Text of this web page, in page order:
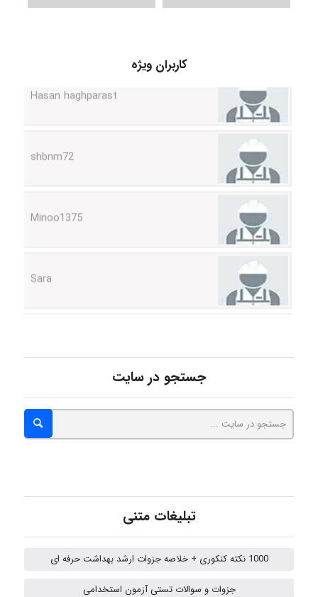
کاربران ویژه
fahimeh sheibani
HaddadiMahsa
Niloofar
جستجو در سایت
تبلیغات متنی
1000 نکته کنکوری + خلاصه جزوات ارشد بهداشت حرفه ای
جزوات و سوالات تستی آزمون استخدامی